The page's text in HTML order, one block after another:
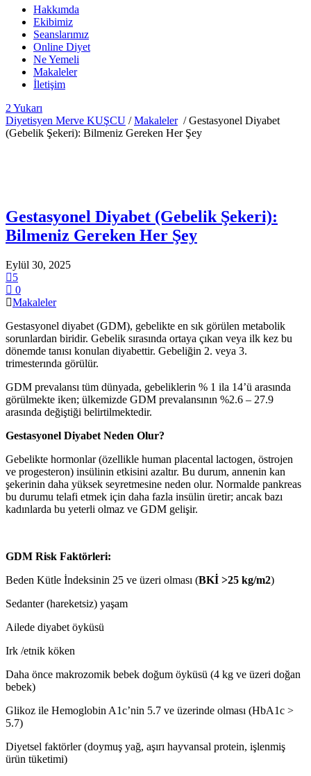
Hakkımda
Ekibimiz
Seanslarımız
Online Diyet
Ne Yemeli
Makaleler
İletişim
Yukarı
Diyetisyen Merve KUŞCU /Makaleler /Gestasyonel Diyabet
(Gebelik Şekeri): Bilmeniz Gereken Her Şey
Gestasyonel Diyabet (Gebelik Şekeri):
Bilmeniz Gereken Her Şey
Eylül 30, 2025
5
0
Makaleler
Gestasyonel diyabet (GDM), gebelikte en sık görülen metabolik
sorunlardan biridir. Gebelik sırasında ortaya çıkan veya ilk kez bu
dönemde tanısı konulan diyabettir. Gebeliğin 2. veya 3.
trimesterında görülür.
GDM prevalansı tüm dünyada, gebeliklerin % 1 ila 14’ü arasında
görülmekte iken; ülkemizde GDM prevalansının %2.6 – 27.9
arasında değiştiği belirtilmektedir.
Gestasyonel Diyabet Neden Olur?
Gebelikte hormonlar (özellikle human placental lactogen, östrojen
ve progesteron) insülinin etkisini azaltır. Bu durum, annenin kan
şekerinin daha yüksek seyretmesine neden olur. Normalde pankreas
bu durumu telafi etmek için daha fazla insülin üretir; ancak bazı
kadınlarda bu yeterli olmaz ve GDM gelişir.
GDM Risk Faktörleri:
Beden Kütle İndeksinin 25 ve üzeri olması (BKİ >25 kg/m2)
Sedanter (hareketsiz) yaşam
Ailede diyabet öyküsü
Irk /etnik köken
Daha önce makrozomik bebek doğum öyküsü (4 kg ve üzeri doğan
bebek)
Glikoz ile Hemoglobin A1c’nin 5.7 ve üzerinde olması (HbA1c >
5.7)
Diyetsel faktörler (doymuş yağ, aşırı hayvansal protein, işlenmiş
ürün tüketimi)